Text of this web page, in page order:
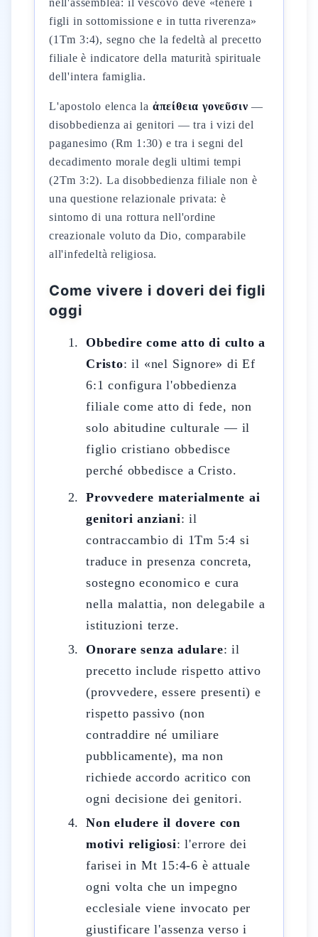
nell'assemblea: il vescovo deve «tenere i
figli in sottomissione e in tutta riverenza»
(1Tm 3:4), segno che la fedeltà al precetto
filiale è indicatore della maturità spirituale
dell'intera famiglia.
L'apostolo elenca la ἀπείθεια γονεῦσιν —
disobbedienza ai genitori — tra i vizi del
paganesimo (Rm 1:30) e tra i segni del
decadimento morale degli ultimi tempi
(2Tm 3:2). La disobbedienza filiale non è
una questione relazionale privata: è
sintomo di una rottura nell'ordine
creazionale voluto da Dio, comparabile
all'infedeltà religiosa.
Come vivere i doveri dei figli
oggi
Obbedire come atto di culto a
Cristo: il «nel Signore» di Ef
6:1 configura l'obbedienza
filiale come atto di fede, non
solo abitudine culturale — il
figlio cristiano obbedisce
perché obbedisce a Cristo.
Provvedere materialmente ai
genitori anziani: il
contraccambio di 1Tm 5:4 si
traduce in presenza concreta,
sostegno economico e cura
nella malattia, non delegabile a
istituzioni terze.
Onorare senza adulare: il
precetto include rispetto attivo
(provvedere, essere presenti) e
rispetto passivo (non
contraddire né umiliare
pubblicamente), ma non
richiede accordo acritico con
ogni decisione dei genitori.
Non eludere il dovere con
motivi religiosi: l'errore dei
farisei in Mt 15:4-6 è attuale
ogni volta che un impegno
ecclesiale viene invocato per
giustificare l'assenza verso i